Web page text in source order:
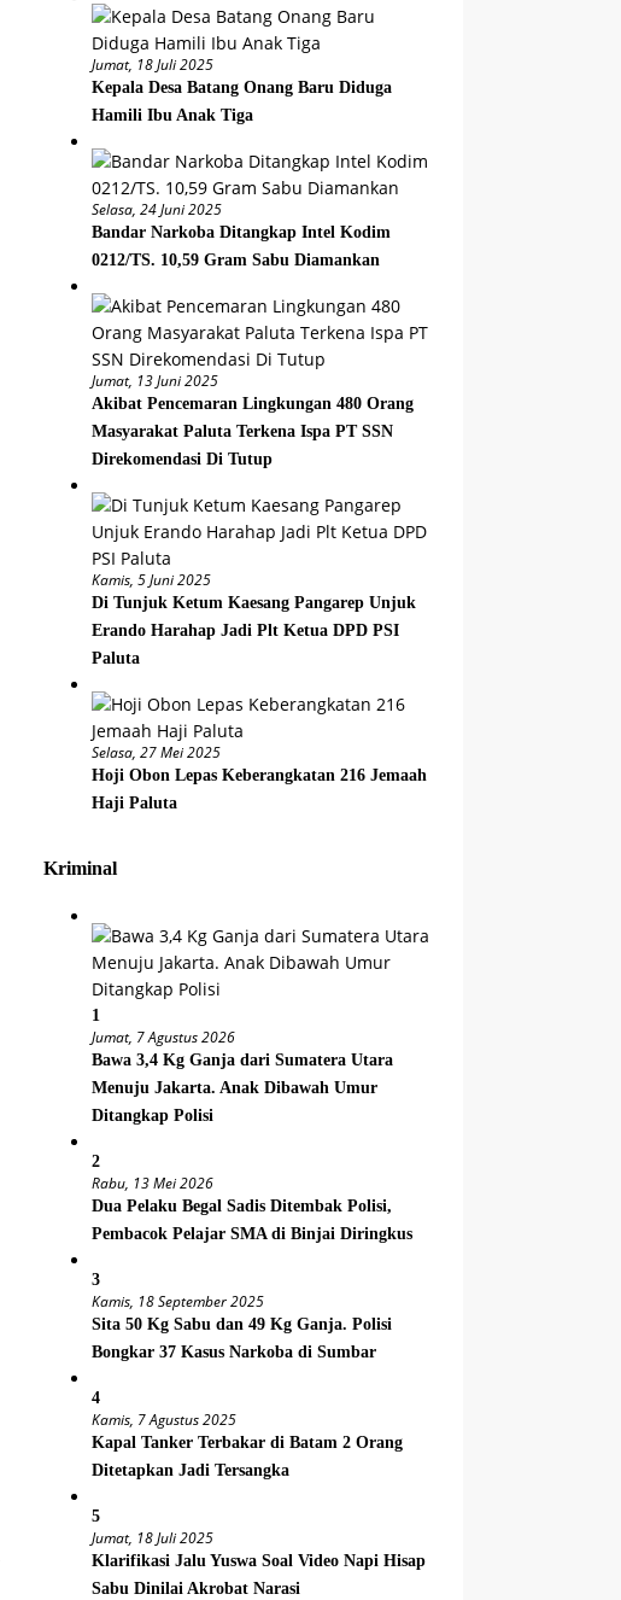
Jumat, 18 Juli 2025
Kepala Desa Batang Onang Baru Diduga
Hamili Ibu Anak Tiga
Selasa, 24 Juni 2025
Bandar Narkoba Ditangkap Intel Kodim
0212/TS. 10,59 Gram Sabu Diamankan
Jumat, 13 Juni 2025
Akibat Pencemaran Lingkungan 480 Orang
Masyarakat Paluta Terkena Ispa PT SSN
Direkomendasi Di Tutup
Kamis, 5 Juni 2025
Di Tunjuk Ketum Kaesang Pangarep Unjuk
Erando Harahap Jadi Plt Ketua DPD PSI
Paluta
Selasa, 27 Mei 2025
Hoji Obon Lepas Keberangkatan 216 Jemaah
Haji Paluta
Kriminal
1
Jumat, 7 Agustus 2026
Bawa 3,4 Kg Ganja dari Sumatera Utara
Menuju Jakarta. Anak Dibawah Umur
Ditangkap Polisi
2
Rabu, 13 Mei 2026
Dua Pelaku Begal Sadis Ditembak Polisi,
Pembacok Pelajar SMA di Binjai Diringkus
3
Kamis, 18 September 2025
Sita 50 Kg Sabu dan 49 Kg Ganja. Polisi
Bongkar 37 Kasus Narkoba di Sumbar
4
Kamis, 7 Agustus 2025
Kapal Tanker Terbakar di Batam 2 Orang
Ditetapkan Jadi Tersangka
5
Jumat, 18 Juli 2025
Klarifikasi Jalu Yuswa Soal Video Napi Hisap
Sabu Dinilai Akrobat Narasi